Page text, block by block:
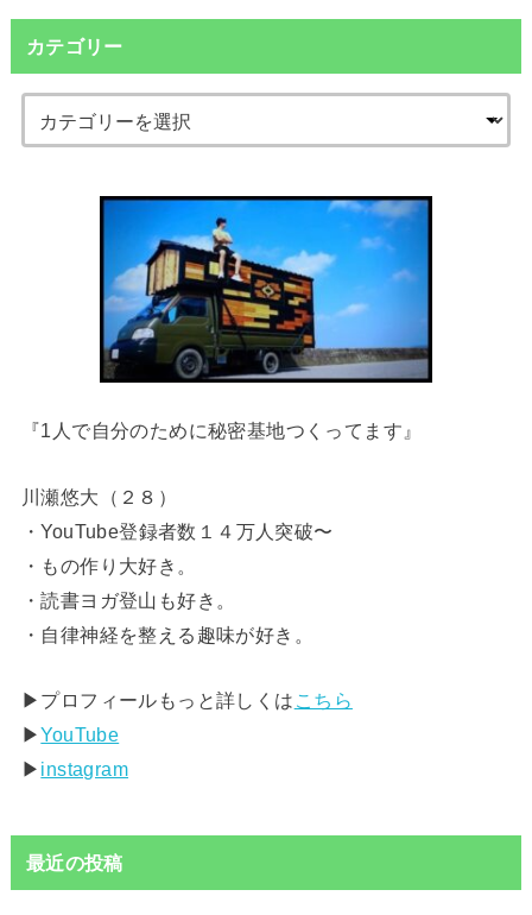
カテゴリー
『1人で自分のために秘密基地つくってます』
川瀬悠大（２８）
・YouTube登録者数１４万人突破〜
・もの作り大好き。
・読書ヨガ登山も好き。
・自律神経を整える趣味が好き。
▶︎プロフィールもっと詳しくは こちら
▶︎YouTube
▶︎ instagram
最近の投稿